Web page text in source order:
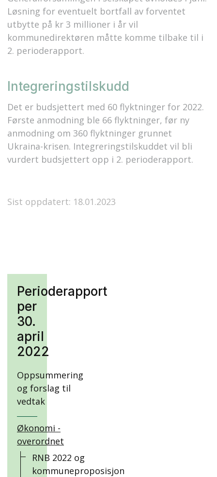
Perioderapport
per
30.
april
2022
Oppsummering
og forslag til
vedtak
Økonomi -
overordnet
RNB 2022 og
kommuneproposisjon
Løsning for eventuelt bortfall av forventet
utbytte på kr 3 millioner i år vil
kommunedirektøren måtte komme tilbake til i
2. perioderapport.
Integreringstilskudd
Det er budsjettert med 60 flyktninger for 2022.
Første anmodning ble 66 flyktninger, før ny
anmodning om 360 flyktninger grunnet
Ukraina-krisen. Integreringstilskuddet vil bli
vurdert budsjettert opp i 2. perioderapport.
Sist oppdatert: 18.01.2023